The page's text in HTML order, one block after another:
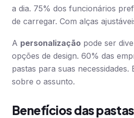
a dia. 75% dos funcionários
de carregar. Com alças
A personalização pode ser
opções de design. 60% das
pastas para suas necessidades.
sobre o assunto.
Benefícios das pastas